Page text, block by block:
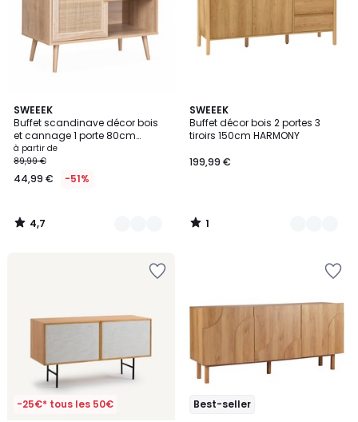
SWEEEK
Buffet scandinave décor bois
et cannage 1 porte 80cm
BOHÈME
à partir de
89,99 €
44,99 € -51%
4,7
/ 5
3
Couleurs
4,7
/
SWEEEK
Buffet décor bois 2 portes 3
tiroirs 150cm HARMONY
199,99 €
1
/
5
2
Couleurs
1
/
-25€* tous les 50€ Best-seller